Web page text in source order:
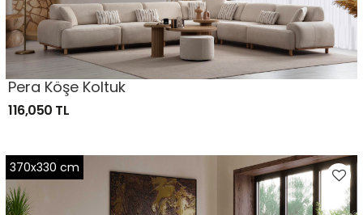
Pera Köşe Koltuk
116,050 TL
370x330 cm